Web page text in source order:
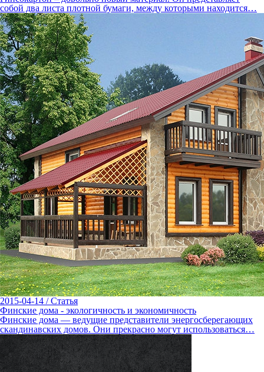
собой два листа плотной бумаги, между которыми находится…
2015-04-14 / Статья
Финские дома - экологичность и экономичность
Финские дома — ведущие представители энергосберегающих
скандинавских домов. Они прекрасно могут использоваться…